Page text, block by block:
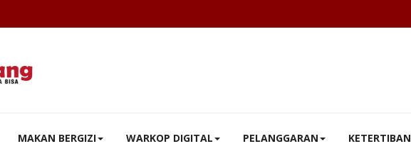
MAKAN BERGIZI WARKOP DIGITAL PELANGGARAN KETERTIBAN